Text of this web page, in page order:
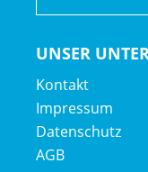
UNSER
Kontakt
Impressum
Datenschutz
AGB